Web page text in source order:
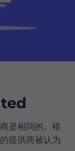
是相同的。根
提供商被认为